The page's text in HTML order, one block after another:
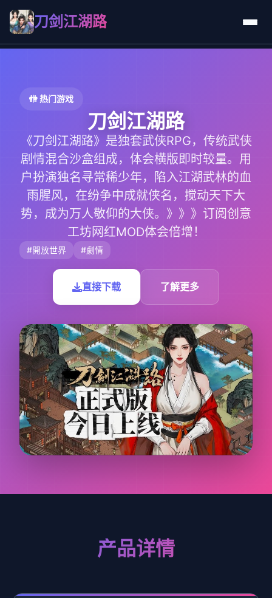
刀剑江湖路
🚻 热门游戏
刀剑江湖路
《刀剑江湖路》是独套武侠RPG，传统武侠
剧情混合沙盒组成，体会横版即时较量。用
户扮演独名寻常稀少年，陷入江湖武林的血
雨腥风，在纷争中成就侠名，搅动天下大
势，成为万人敬仰的大侠。》》》订阅创意
工坊网红MOD体会倍增！
#開放世界 #劇情
直接下载 了解更多
产品详情